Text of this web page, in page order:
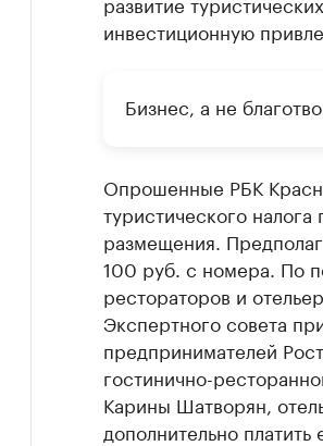
инвестиционную
Бизнес, а не
Опрошенные РБК
туристического
размещения.
100 руб. с номера. По
рестораторов и
Экспертного совета
предпринимателей
гостинично-
Карины Шатворян,
дополнительно